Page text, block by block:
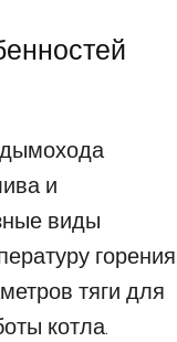
и
виды
горения
тяги для
котла.